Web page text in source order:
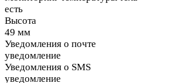
есть
Высота
49 мм
Уведомления о почте
уведомление
Уведомления о SMS
уведомление